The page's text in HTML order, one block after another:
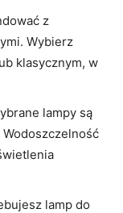
z
Wybierz
klasycznym, w
lampy są
lamp do